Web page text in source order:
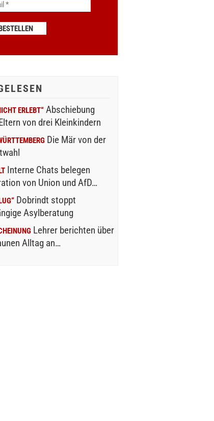
ERLEBT“ Abschiebung
von drei Kleinkindern
Die Mär von der
Interne Chats belegen
von Union und AfD…
Dobrindt stoppt
Asylberatung
Lehrer berichten über
Alltag an…